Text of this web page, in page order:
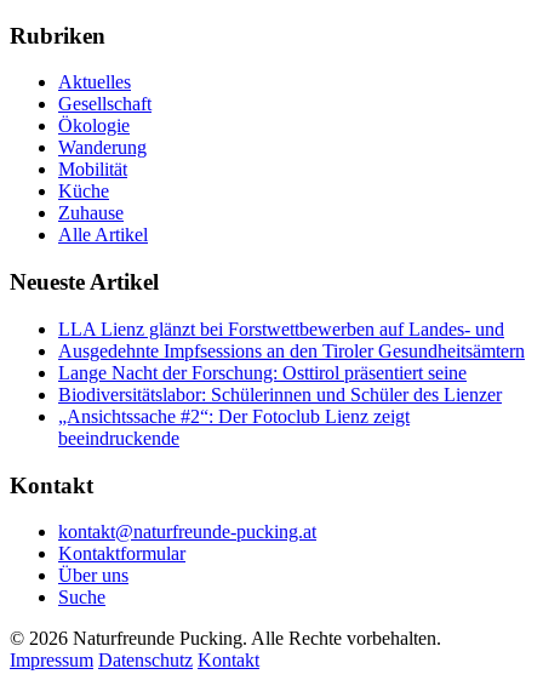
Rubriken
Aktuelles
Gesellschaft
Ökologie
Wanderung
Mobilität
Küche
Zuhause
Alle Artikel
Neueste Artikel
LLA Lienz glänzt bei Forstwettbewerben auf Landes- und
Ausgedehnte Impfsessions an den Tiroler Gesundheitsämtern
Lange Nacht der Forschung: Osttirol präsentiert seine
Biodiversitätslabor: Schülerinnen und Schüler des Lienzer
„Ansichtssache #2“: Der Fotoclub Lienz zeigt
beeindruckende
Kontakt
kontakt@naturfreunde-pucking.at
Kontaktformular
Über uns
Suche
© 2026 Naturfreunde Pucking. Alle Rechte vorbehalten.
Impressum Datenschutz Kontakt